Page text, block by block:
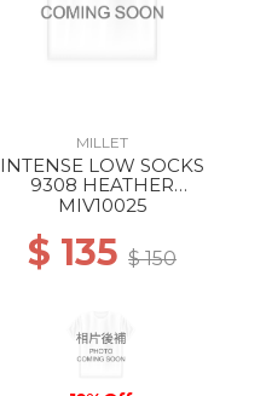
MILLET
INTENSE LOW SOCKS
9308 HEATHER
GREY/ICON BLUE
MIV10025
$ 135$ 150